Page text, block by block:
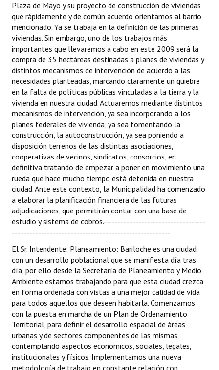
Plaza de Mayo y su proyecto de construcción de viviendas
que rápidamente y de común acuerdo orientamos al barrio
mencionado. Ya se trabaja en la definición de las primeras
viviendas. Sin embargo, uno de los trabajos más
importantes que llevaremos a cabo en este 2009 será la
compra de 35 hectáreas destinadas a planes de viviendas y
distintos mecanismos de intervención de acuerdo a las
necesidades planteadas, marcando claramente un quiebre
en la falta de políticas públicas vinculadas a la tierra y la
vivienda en nuestra ciudad. Actuaremos mediante distintos
mecanismos de intervención, ya sea incorporando a los
planes federales de vivienda, ya sea fomentando la
construcción, la autoconstrucción, ya sea poniendo a
disposición terrenos de las distintas asociaciones,
cooperativas de vecinos, sindicatos, consorcios, en
definitiva tratando de empezar a poner en movimiento una
rueda que hace mucho tiempo está detenida en nuestra
ciudad. Ante este contexto, la Municipalidad ha comenzado
a elaborar la planificación financiera de las futuras
adjudicaciones, que permitirán contar con una base de
estudio y sistema de cobros.-----------------------------------
------------------------------------------------------
El Sr. Intendente: Planeamiento: Bariloche es una ciudad
con un desarrollo poblacional que se manifiesta día tras
día, por ello desde la Secretaría de Planeamiento y Medio
Ambiente estamos trabajando para que esta ciudad crezca
en forma ordenada con vistas a una mejor calidad de vida
para todos aquellos que deseen habitarla. Comenzamos
con la puesta en marcha de un Plan de Ordenamiento
Territorial, para definir el desarrollo espacial de áreas
urbanas y de sectores componentes de las mismas
contemplando aspectos económicos, sociales, legales,
institucionales y físicos. Implementamos una nueva
metodología de trabajo en constante relación con